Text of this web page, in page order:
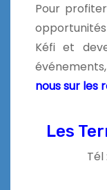
Pour
Kéfi et
nous sur les
Les
Tél